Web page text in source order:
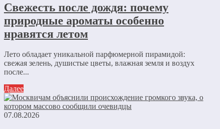
Свежесть после дождя: почему
природные ароматы особенно
нравятся летом
Лето обладает уникальной парфюмерной пирамидой:
свежая зелень, душистые цветы, влажная земля и воздух
после...
Далее
07.08.2026